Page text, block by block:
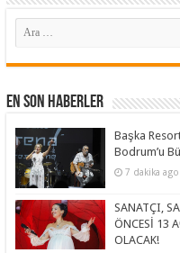
En Son Haberler
Başka
Bodrum’u
7 dakika ago
SANATÇI,
ÖNCESİ 13
OLACAK!